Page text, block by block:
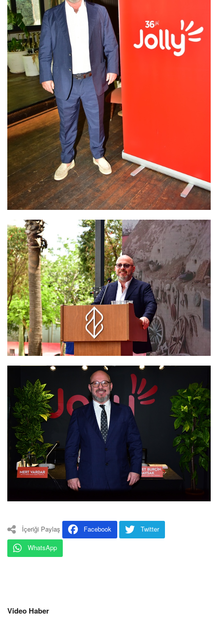
İçeriği Paylaş Facebook
Twitter
WhatsApp
Video Haber